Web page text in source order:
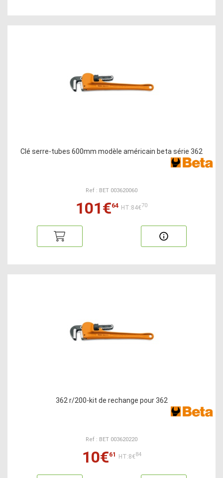
Clé serre-tubes 600mm modèle américain beta série 362
Ref : BET 003620060
101€64 HT:84€70
362 r/200-kit de rechange pour 362
Ref : BET 003620220
10€61 HT:8€84